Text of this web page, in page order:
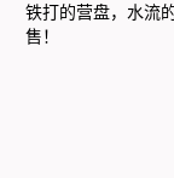
铁打的营盘，水流
售！